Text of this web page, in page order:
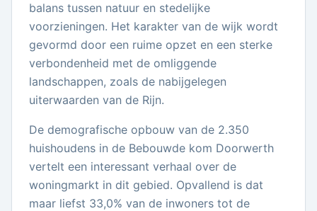
balans tussen natuur en stedelijke
voorzieningen. Het karakter van de wijk wordt
gevormd door een ruime opzet en een sterke
verbondenheid met de omliggende
landschappen, zoals de nabijgelegen
uiterwaarden van de Rijn.
De demografische opbouw van de 2.350
huishoudens in de Bebouwde kom Doorwerth
vertelt een interessant verhaal over de
woningmarkt in dit gebied. Opvallend is dat
maar liefst 33,0% van de inwoners tot de